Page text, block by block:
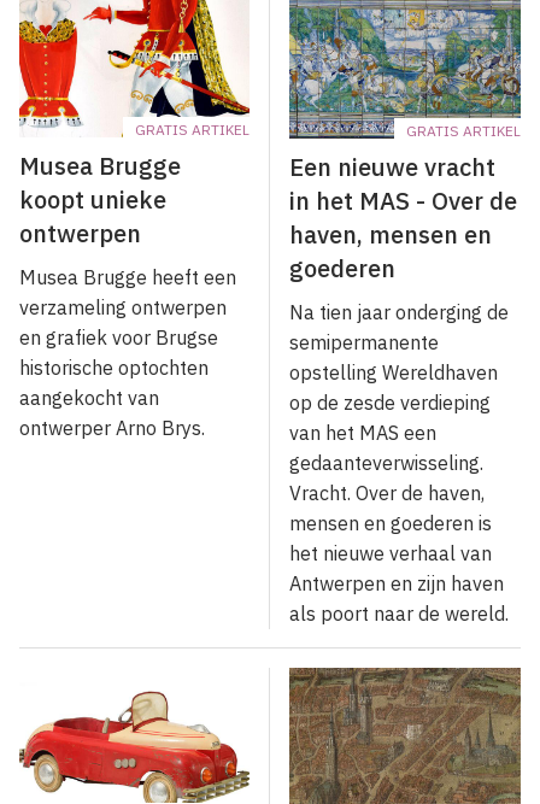
GRATIS ARTIKEL
Musea Brugge
koopt unieke
ontwerpen
Musea Brugge heeft een
verzameling ontwerpen
en grafiek voor Brugse
historische optochten
aangekocht van
ontwerper Arno Brys.
GRATIS ARTIKEL
Een nieuwe vracht
in het MAS - Over de
haven, mensen en
goederen
Na tien jaar onderging de
semipermanente
opstelling Wereldhaven
op de zesde verdieping
van het MAS een
gedaanteverwisseling.
Vracht. Over de haven,
mensen en goederen is
het nieuwe verhaal van
Antwerpen en zijn haven
als poort naar de wereld.